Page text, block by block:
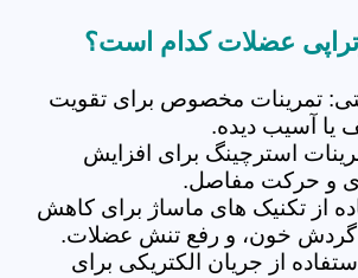
عضلات کدام است؟
تمرینات مخصوص برای تقویت
آسیب دیده.
استرچینگ برای افزایش
و حرکت مفاصل.
از تکنیک های ماساژ برای کاهش
گردش خون، و رفع تنش عضلات.
از جریان الکتریکی برای